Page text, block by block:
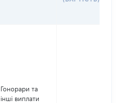
Гонорари та
інші виплати